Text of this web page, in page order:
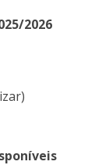
2026